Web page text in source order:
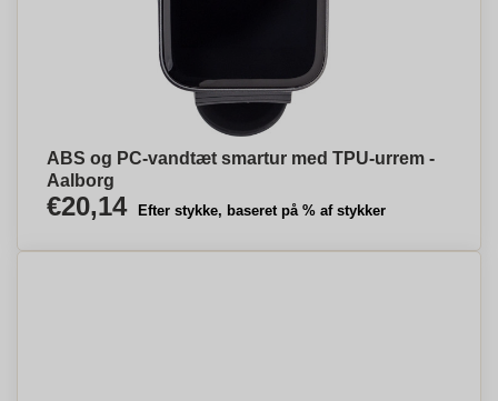
ABS og PC-vandtæt smartur med TPU-urrem -
Aalborg
€20,14 Efter stykke, baseret på % af stykker